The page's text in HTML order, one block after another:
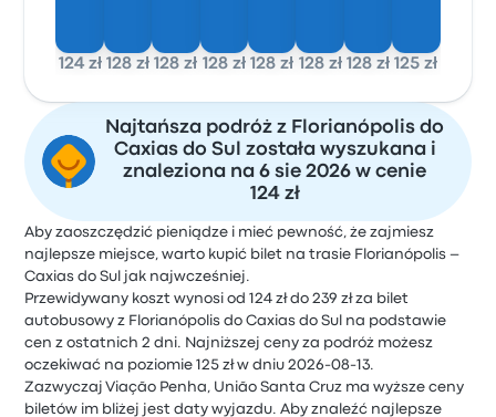
124 zł 128 zł 128 zł 128 zł 128 zł 128 zł 128 zł 125 zł
Najtańsza podróż z Florianópolis do
Caxias do Sul została wyszukana i
znaleziona na 6 sie 2026 w cenie
124 zł
Aby zaoszczędzić pieniądze i mieć pewność, że zajmiesz
najlepsze miejsce, warto kupić bilet na trasie Florianópolis –
Caxias do Sul jak najwcześniej.
Przewidywany koszt wynosi od 124 zł do 239 zł za bilet
autobusowy z Florianópolis do Caxias do Sul na podstawie
cen z ostatnich 2 dni. Najniższej ceny za podróż możesz
oczekiwać na poziomie 125 zł w dniu 2026-08-13.
Zazwyczaj Viação Penha, União Santa Cruz ma wyższe ceny
biletów im bliżej jest daty wyjazdu. Aby znaleźć najlepsze